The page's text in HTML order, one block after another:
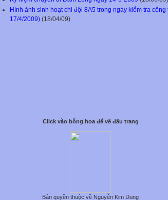
Hình ảnh sinh hoạt chi đội 8A5 trong ngày kiểm tra
17/4/2009) (18/04/09)
Click vào bông hoa để về đầu trang
Bản quyền thuộc về Nguyễn Kim Dung